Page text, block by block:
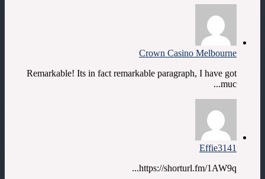
Crown Casino Melbourne
Remarkable! Its in fact remarkable paragraph, I have got
muc...
Effie3141
https://shorturl.fm/1AW9q...